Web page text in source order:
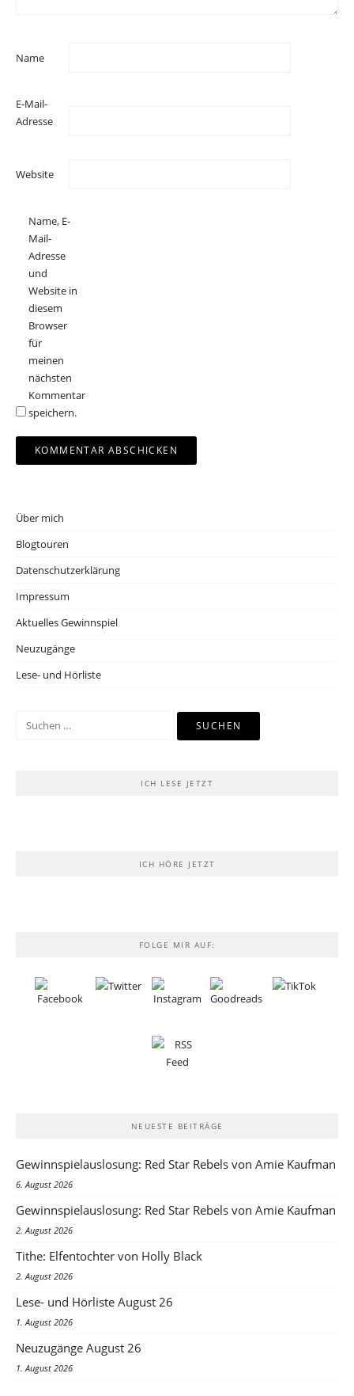
Name
E-Mail-
Adresse
Website
Name, E-
Mail-
Adresse
und
Website in
diesem
Browser
für
meinen
nächsten
Kommentar
speichern.
Über mich
Blogtouren
Datenschutzerklärung
Impressum
Aktuelles Gewinnspiel
Neuzugänge
Lese- und Hörliste
Suchen
ICH LESE JETZT
ICH HÖRE JETZT
FOLGE MIR AUF:
NEUESTE BEITRÄGE
Gewinnspielauslosung: Red Star Rebels von Amie Kaufman
6. August 2026
Gewinnspielauslosung: Red Star Rebels von Amie Kaufman
2. August 2026
Tithe: Elfentochter von Holly Black
2. August 2026
Lese- und Hörliste August 26
1. August 2026
Neuzugänge August 26
1. August 2026